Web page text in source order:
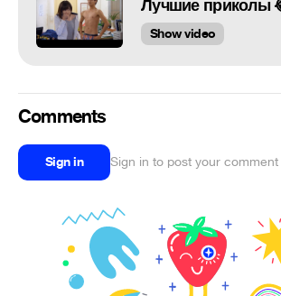
Show video
Comments
Sign in Sign in to post your comment